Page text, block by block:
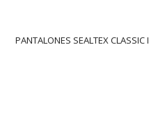
PANTALONES SEALTEX